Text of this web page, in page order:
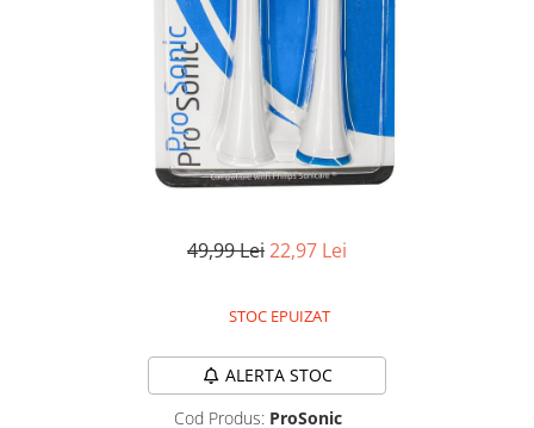
Casa, Gradina & Bricolaj
Accesorii mese si scaune
Accesorii prize si intrerupatoare
Folii si pungi alimentare
Frapiere si Clesti Gheata
49,99 Lei22,97 Lei
STOC EPUIZAT
ALERTA STOC
Cod Produs: ProSonic